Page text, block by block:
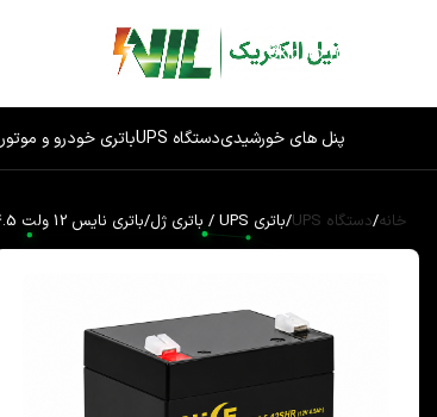
Skip to main content
پنل های خورشیدیدستگاه UPS باتری خودرو و موتور
خانه/دستگاه UPS /باتری UPS / باتری ژل /باتری نایس 12 ولت 4.5 آمپر ساعت